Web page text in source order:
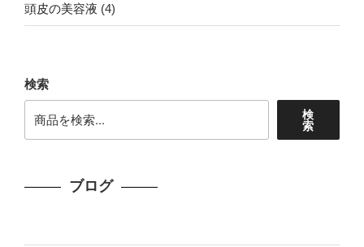
の
頭皮の美容液 44
個
検索
検
索
ブログ